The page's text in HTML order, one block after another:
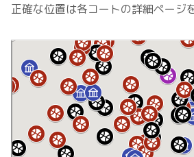
正確な位置は各コートの詳細ページ